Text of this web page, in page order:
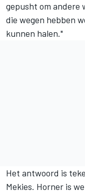
gepusht om andere
die wegen hebben
kunnen halen."
Het antwoord is
Mekies. Horner is